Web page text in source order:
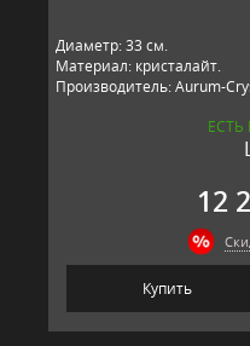
Диаметр: 33 см.
Материал: кристалайт.
Производитель: Aurum-
12
Купить